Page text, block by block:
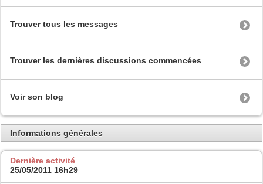
Trouver tous les messages
Trouver les dernières discussions commencées
Voir son blog
Informations générales
Dernière activité
25/05/2011 16h29